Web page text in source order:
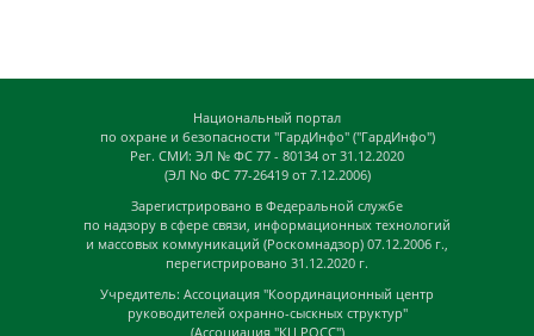
Национальный портал
по охране и безопасности "ГардИнфо" ("ГардИнфо")
Рег. СМИ: ЭЛ № ФС 77 - 80134 от 31.12.2020
(ЭЛ No ФС 77-26419 от 7.12.2006)
Зарегистрировано в Федеральной службе
по надзору в сфере связи, информационных технологий
и массовых коммуникаций (Роскомнадзор) 07.12.2006 г.,
перегистрировано 31.12.2020 г.
Учредитель: Ассоциация "Координационный центр
руководителей охранно-сыскных структур"
(Ассоциация "КЦ РОСС")